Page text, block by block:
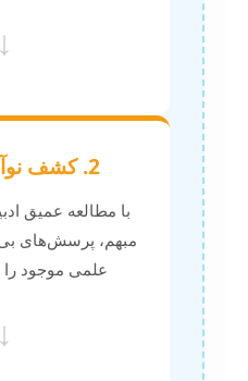
↓
2. کشف نوآوری و خلاء
با مطالعه عمیق
مبهم، پرسش‌های
علمی موجود را
↓